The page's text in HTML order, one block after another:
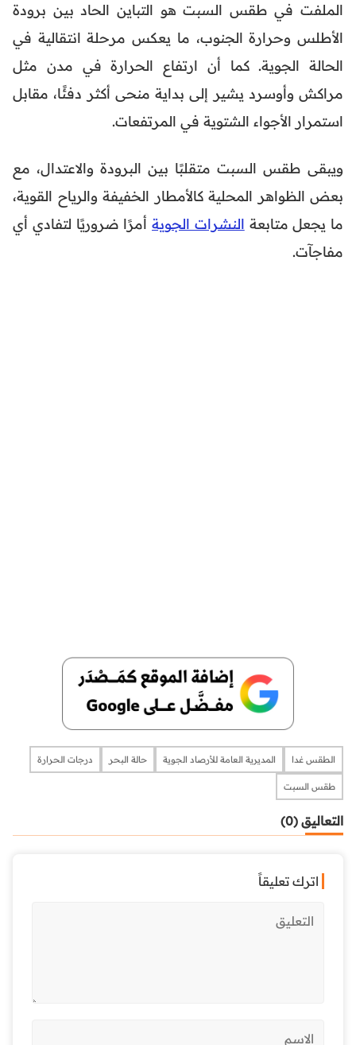
الملفت في طقس السبت هو التباين الحاد بين برودة
الأطلس وحرارة الجنوب، ما يعكس مرحلة انتقالية في
الحالة الجوية. كما أن ارتفاع الحرارة في مدن مثل
مراكش وأوسرد يشير إلى بداية منحى أكثر دفئًا، مقابل
استمرار الأجواء الشتوية في المرتفعات.
ويبقى طقس السبت متقلبًا بين البرودة والاعتدال، مع
بعض الظواهر المحلية كالأمطار الخفيفة والرياح القوية،
ما يجعل متابعة النشرات الجوية أمرًا ضروريًا لتفادي أي
مفاجآت.
الطقس غدا المديرية العامة للأرصاد الجوية حالة البحر درجات الحرارة
طقس السبت
التعاليق (0)
اترك تعليقاً